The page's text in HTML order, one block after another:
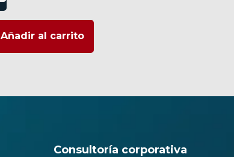
Añadir al carrito
Consultoría corporativa